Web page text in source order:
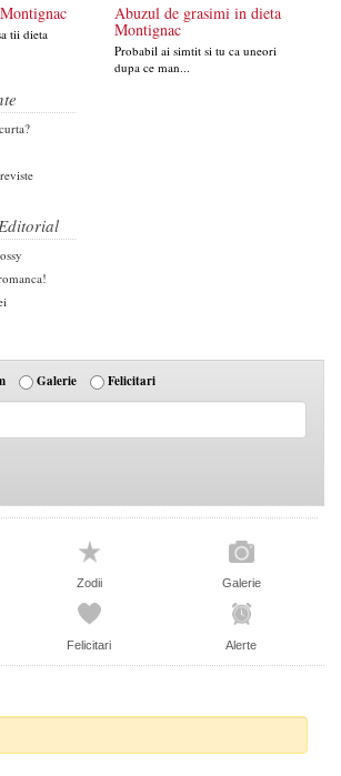
tii dieta
Abuzul de grasimi in dieta
Montignac
Probabil ai simtit si tu ca uneori
dupa ce man...
Galerie Felicitari
Zodii Galerie
Felicitari Alerte